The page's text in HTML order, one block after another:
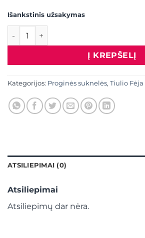
Išankstinis užsakymas
produkto kiekis: PROGINĖ SUKNELĖ 76
Į KREPŠELĮ
Kategorijos: Proginės suknelės, Tiulio Fėja
ATSILIEPIMAI (0)
Atsiliepimai
Atsiliepimų dar nėra.